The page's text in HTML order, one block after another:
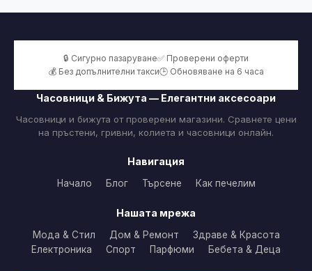
🔒 Сигурно пазаруване✅ Проверени оферти
💰 Без допълнителни такси🕒 Обновяване на 6 часа
Часовници & Бижута — Елегантни аксесоари
Часовници и бижута от проверени магазини. Сравнете цени
на пръстени, гривни, колиета и часовници онлайн.
Навигация
Начало Блог Търсене Как печелим
Нашата мрежа
Мода & Стил Дом & Ремонт
Здраве & Красота
Електроника
Спорт Парфюми Бебета & Деца